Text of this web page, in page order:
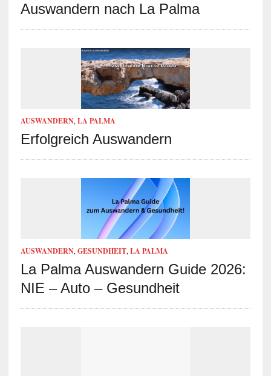
Auswandern nach La Palma
AUSWANDERN, LA PALMA
Erfolgreich Auswandern
AUSWANDERN, GESUNDHEIT, LA PALMA
La Palma Auswandern Guide 2026:
NIE – Auto – Gesundheit